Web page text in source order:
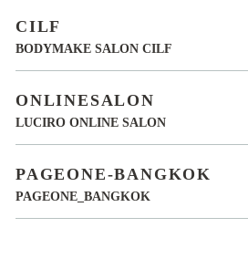
CILF
BODYMAKE SALON CILF
ONLINESALON
LUCIRO ONLINE SALON
PAGEONE-BANGKOK
PAGEONE_BANGKOK